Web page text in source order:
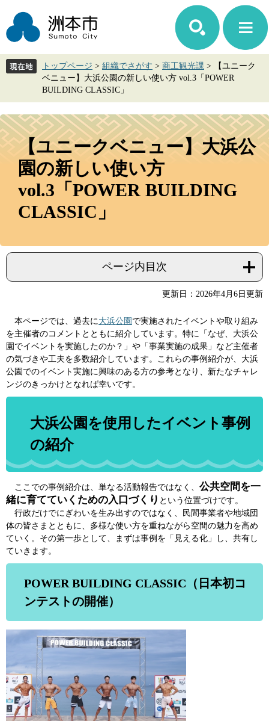
ジ
先
ュ
を
本
文
トップページ > 組織でさがす > 商工観光課 >
【ユニーク
ベニュー】大浜公園の新しい使い方 vol.3「POWER
BUILDING CLASSIC」
本
文
【ユニークベニュー】大浜公
園の新しい使い方
vol.3「POWER BUILDING
CLASSIC」
ページ内目次
更新日：2026年4月6日更新
本ページでは、過去に大浜公園 で実施されたイベントや取り組み
を主催者のコメントとともに紹介しています。特に「なぜ、大浜公
園でイベントを実施したのか？」や「事業実施の成果」など主催者
の気づきや工夫を多数紹介しています。これらの事例紹介が、大浜
公園でのイベント実施に興味のある方の参考となり、新たなチャレ
ンジのきっかけとなれば幸いです。
大浜公園を使用したイベント事例
の紹介
ここでの事例紹介は、単なる活動報告ではなく、 公共空間を一
緒に育てていくための入口づくり という位置づけです。
行政だけでにぎわいを生み出すのではなく、民間事業者や地域団
体の皆さまとともに、多様な使い方を重ねながら空間の魅力を高め
ていく。その第一歩として、まずは事例を「見える化」し、共有し
ていきます。
POWER BUILDING CLASSIC（日本初コ
ンテストの開催）